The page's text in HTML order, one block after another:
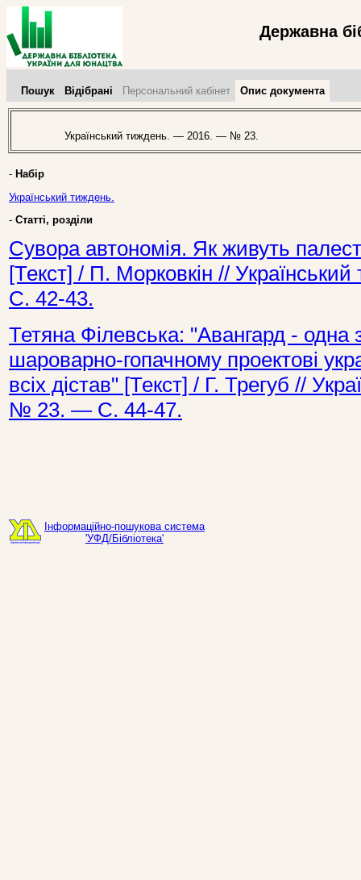
Державна
Пошук Відібрані Персональний кабінет Опис документа
Український тиждень. — 2016. — № 23.
- Набір
Український тиждень.
- Статті, розділи
Сувора автономія. Як живуть
[Текст] / П. Морковкін //
С. 42-43.
Тетяна Філевська: "Авангард -
шароварно-гопачному проектові
всіх дістав" [Текст] / Г. Трегуб //
№ 23. — С. 44-47.
Інформаційно-пошукова система
'УФД/Бібліотека'